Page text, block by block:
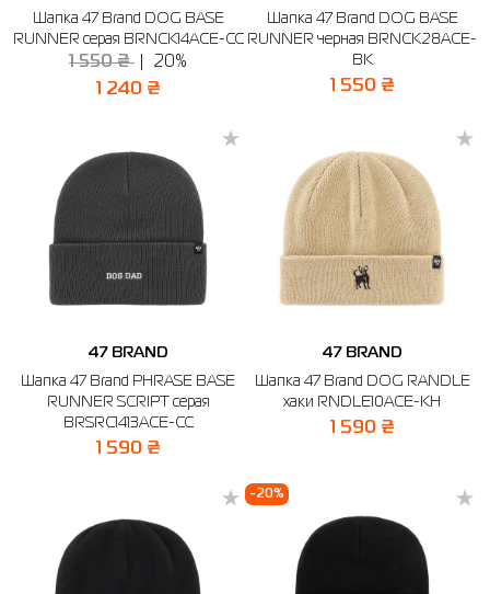
Рубашки
Термобелье
Футболки
Шорты
Фитнес и йога
Skechers
The North Face
Полуботинки
Larum
Puma
Шапка 47 Brand DOG BASE
RUNNER серая BRNCK14ACE-CC
1 550 ₴ 20%
1 240 ₴
Шапка 47 Brand DOG BASE
RUNNER черная BRNCK28ACE-
BK
1 550 ₴
47 BRAND
Шапка 47 Brand PHRASE BASE
RUNNER SCRIPT серая
BRSRC1413ACE-CC
1 590 ₴
47 BRAND
Шапка 47 Brand DOG RANDLE
хаки RNDLE10ACE-KH
1 590 ₴
-20%